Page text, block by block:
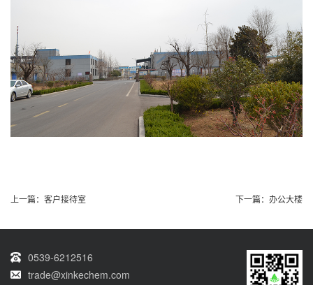
上一篇： 客户接待室 下一篇： 办公大楼
0539-6212516
trade@xinkechem.com